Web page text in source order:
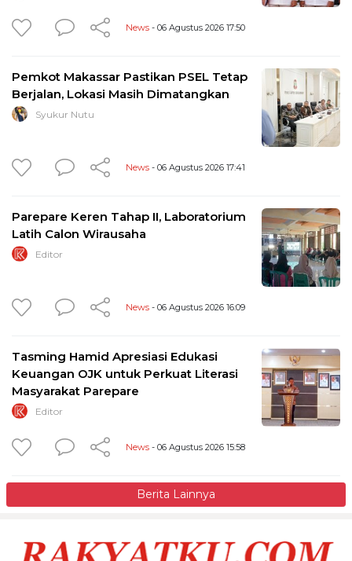
News - 06 Agustus 2026 17:50
Pemkot Makassar Pastikan PSEL Tetap
Berjalan, Lokasi Masih Dimatangkan
Syukur Nutu
News - 06 Agustus 2026 17:41
Parepare Keren Tahap II, Laboratorium
Latih Calon Wirausaha
Editor
News - 06 Agustus 2026 16:09
Tasming Hamid Apresiasi Edukasi
Keuangan OJK untuk Perkuat Literasi
Masyarakat Parepare
Editor
News - 06 Agustus 2026 15:58
Berita Lainnya